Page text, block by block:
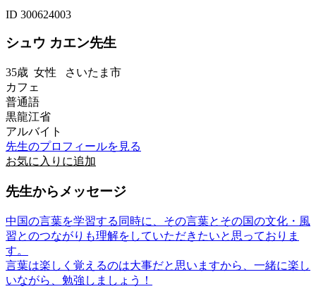
ID 300624003
シュウ カエン先生
35歳 女性 さいたま市
カフェ
普通語
黒龍江省
アルバイト
先生のプロフィールを見る
お気に入りに追加
先生からメッセージ
中国の言葉を学習する同時に、その言葉とその国の文化・風
習とのつながりも理解をしていただきたいと思っておりま
す。
言葉は楽しく覚えるのは大事だと思いますから、一緒に楽し
いながら、勉強しましょう！